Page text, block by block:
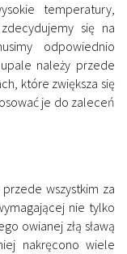
temperatury,
się na
odpowiednio
należy przede
które zwiększa się
je do zaleceń
wszystkim za
nie tylko
owianej złą sławą
nakręcono wiele